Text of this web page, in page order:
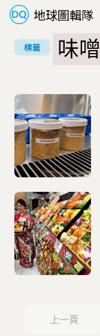
地球圖輯隊
標籤 味噌
上一頁
上一頁